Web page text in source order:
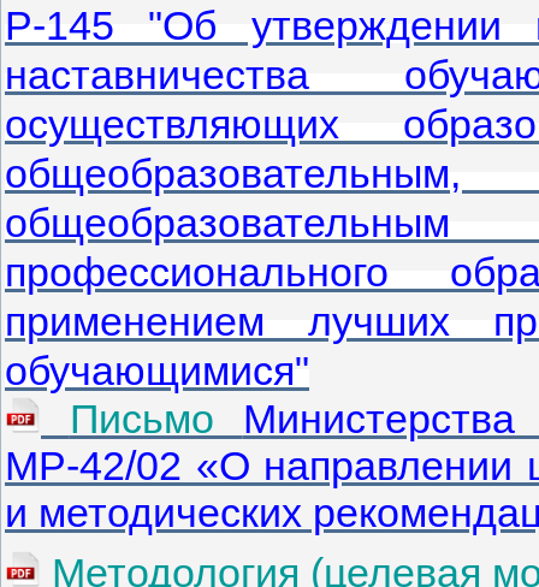
Р-145 "Об утверждении
наставничества
осуществляющих
профессионального
применением лучших
обучающимися"
Письмо
МР-42/02 «О направлении
и методических
Методология (целевая